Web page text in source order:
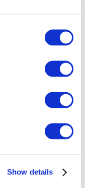
Show details